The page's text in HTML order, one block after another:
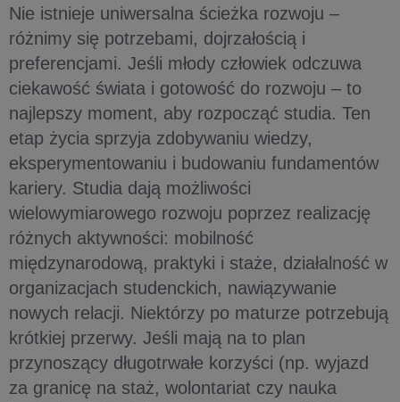
Nie istnieje uniwersalna ścieżka rozwoju –
różnimy się potrzebami, dojrzałością i
preferencjami. Jeśli młody człowiek odczuwa
ciekawość świata i gotowość do rozwoju – to
najlepszy moment, aby rozpocząć studia. Ten
etap życia sprzyja zdobywaniu wiedzy,
eksperymentowaniu i budowaniu fundamentów
kariery. Studia dają możliwości
wielowymiarowego rozwoju poprzez realizację
różnych aktywności: mobilność
międzynarodową, praktyki i staże, działalność w
organizacjach studenckich, nawiązywanie
nowych relacji. Niektórzy po maturze potrzebują
krótkiej przerwy. Jeśli mają na to plan
przynoszący długotrwałe korzyści (np. wyjazd
za granicę na staż, wolontariat czy nauka